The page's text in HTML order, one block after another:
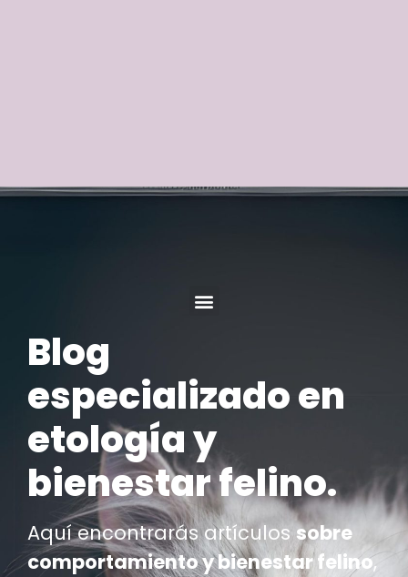
Blog
especializado en
etología y
bienestar felino.
Aquí encontrarás artículos sobre
comportamiento y bienestar felino,